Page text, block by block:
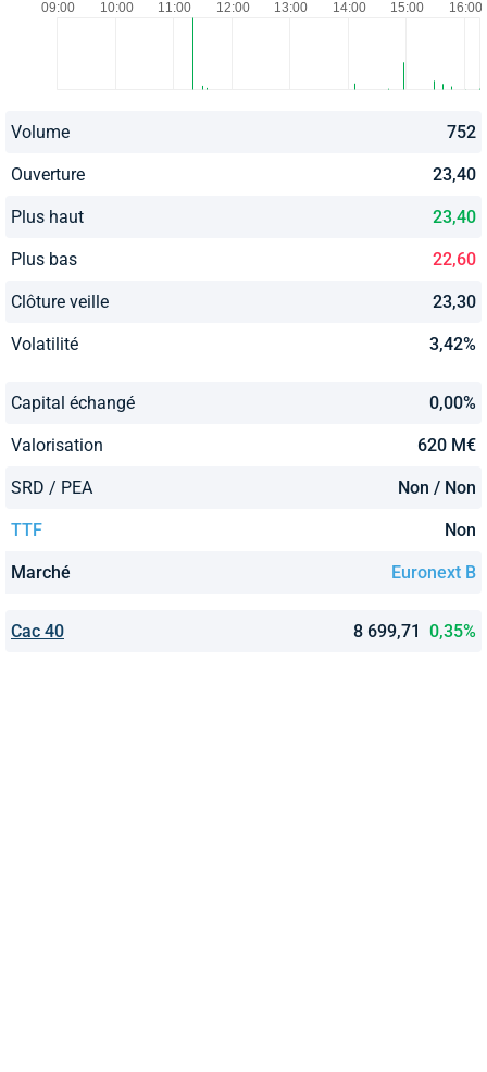
Volume 752
Ouverture 23,40
Plus haut 23,40
Plus bas 22,60
Clôture veille 23,30
Volatilité 3,42%
Capital échangé 0,00%
Valorisation 620 M€
SRD / PEA Non / Non
TTF Non
Marché Euronext B
Cac 40 8 699,71 0,35%